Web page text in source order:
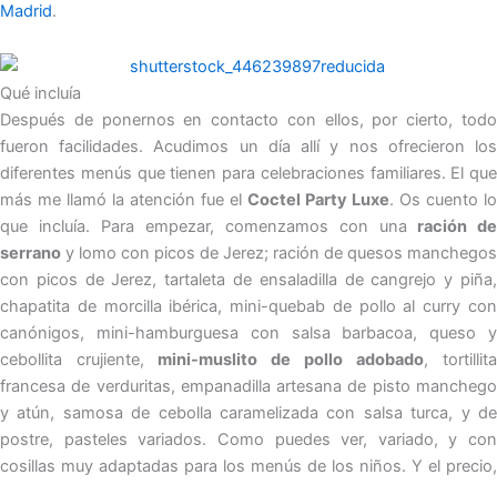
Madrid.
Qué incluía
Después de ponernos en contacto con ellos, por cierto, todo
fueron facilidades. Acudimos un día allí y nos ofrecieron los
diferentes menús que tienen para celebraciones familiares. El que
más me llamó la atención fue el Coctel Party Luxe. Os cuento lo
que incluía. Para empezar, comenzamos con una ración de
serrano y lomo con picos de Jerez; ración de quesos manchegos
con picos de Jerez, tartaleta de ensaladilla de cangrejo y piña,
chapatita de morcilla ibérica, mini-quebab de pollo al curry con
canónigos, mini-hamburguesa con salsa barbacoa, queso y
cebollita crujiente, mini-muslito de pollo adobado, tortillita
francesa de verduritas, empanadilla artesana de pisto manchego
y atún, samosa de cebolla caramelizada con salsa turca, y de
postre, pasteles variados. Como puedes ver, variado, y con
cosillas muy adaptadas para los menús de los niños. Y el precio,